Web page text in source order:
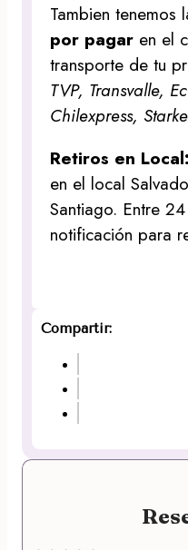
Tambien
por pagar en el
transporte de tu
TVP, Transvalle,
Chilexpress,
Retiros en
en el local
Santiago. Entre
notificación para
Compartir: